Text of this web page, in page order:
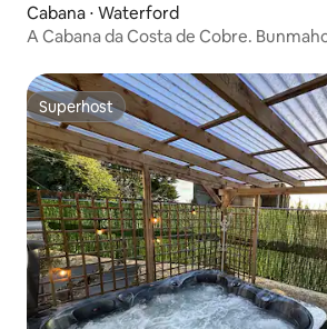
Cabana ⋅ Waterford
A Cabana da Costa de Cobre.
Superhost
Superhost